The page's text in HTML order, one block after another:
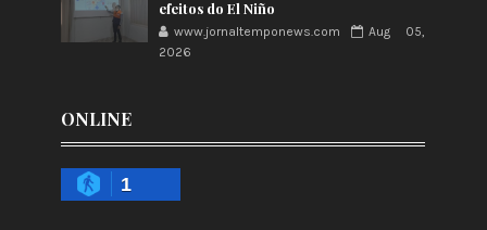
efeitos do El Niño
www.jornaltemponews.com
Aug 05,
2026
ONLINE
1